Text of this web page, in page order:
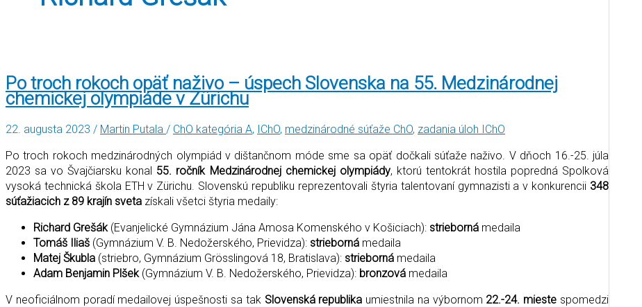
Po troch rokoch opäť naživo – úspech Slovenska na 55. Medzinárodnej
chemickej olympiáde v Zürichu
22. augusta 2023 / Martin Putala / ChO kategória A, IChO, medzinárodné súťaže ChO, zadania úloh IChO
Po troch rokoch medzinárodných olympiád v dištančnom móde sme sa opäť dočkali súťaže naživo. V dňoch 16.-25. júla
2023 sa vo Švajčiarsku konal 55. ročník Medzinárodnej chemickej olympiády, ktorú tentokrát hostila popredná Spolková
vysoká technická škola ETH v Zürichu. Slovenskú republiku reprezentovali štyria talentovaní gymnazisti a v konkurencii 348
súťažiacich z 89 krajín sveta získali všetci štyria medaily:
Richard Grešák (Evanjelické Gymnázium Jána Amosa Komenského v Košiciach): strieborná medaila
Tomáš Iliaš (Gymnázium V. B. Nedožerského, Prievidza): strieborná medaila
Matej Škubla (striebro, Gymnázium Grösslingová 18, Bratislava): strieborná medaila
Adam Benjamin Plšek (Gymnázium V. B. Nedožerského, Prievidza): bronzová medaila
V neoficiálnom poradí medailovej úspešnosti sa tak Slovenská republika umiestnila na výbornom 22.-24. mieste spomedzi